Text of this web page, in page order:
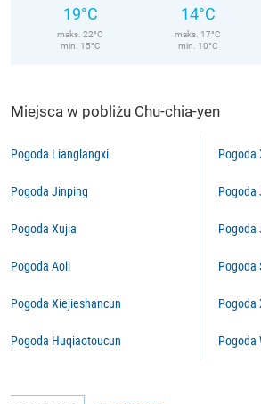
19°C
maks. 22°C
min. 15°C
14°C
maks. 17°C
min. 10°C
Miejsca w pobliżu Chu-chia-yen
Pogoda Lianglangxi
Pogoda Jinping
Pogoda Xujia
Pogoda Aoli
Pogoda Xiejieshancun
Pogoda Huqiaotoucun
Pogoda
Pogoda
Pogoda
Pogoda
Pogoda
Pogoda